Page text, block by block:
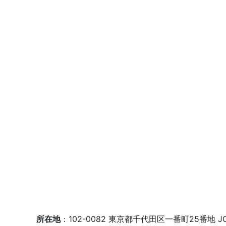
所在地：102-0082 東京都千代田区一番町25番地